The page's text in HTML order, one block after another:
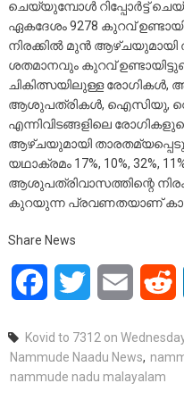
ചെയ്യുമ്പോള്‍ റിപ്പോര്‍ട്ട്
ഏകദേശം 9278 കുറവ്
നിരക്കില്‍ മുന്‍ ആഴ്ചയുമായി
ശതമാനവും കുറവ്
ചികിത്സയിലുള്ള
ആശുപത്രികള്‍, ഐസിയു,
എന്നിവിടങ്ങളിലെ
ആഴ്ചയുമായി
യഥാക്രമം 17%, 10%, 32%,
ആശുപത്രിവാസത്തിന്റെ
കുറയുന്ന പ്രവണതയാണ്
Share News
FacebookTwitter Email
Kovid to 7312 on
Nammude Naadu News,
nammude nadu malayalam